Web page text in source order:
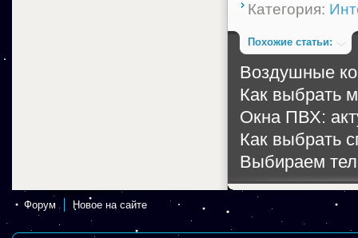
Категория:
Похожие статьи:
Воздушные
Как выбрать
Окна ПВХ:
Как выбрать
Выбираем
Форум Новое на сайте